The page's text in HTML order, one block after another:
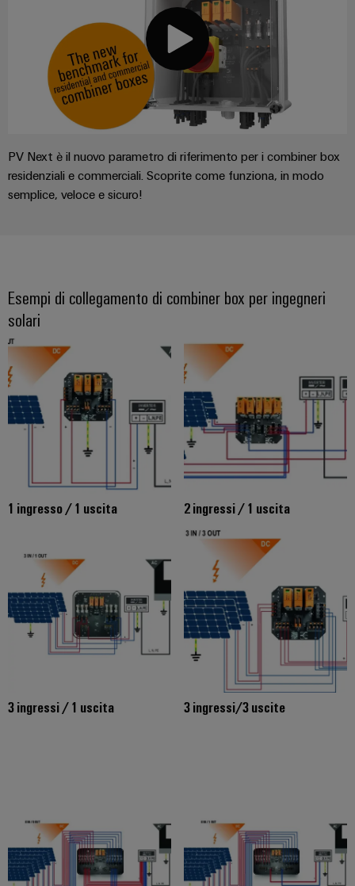
PV Next è il nuovo parametro di riferimento per i combiner box
residenziali e commerciali. Scoprite come funziona, in modo
semplice, veloce e sicuro!
Esempi di collegamento di combiner box per ingegneri
solari
1 ingresso / 1 uscita 2 ingressi / 1 uscita
3 ingressi / 1 uscita 3 ingressi/3 uscite